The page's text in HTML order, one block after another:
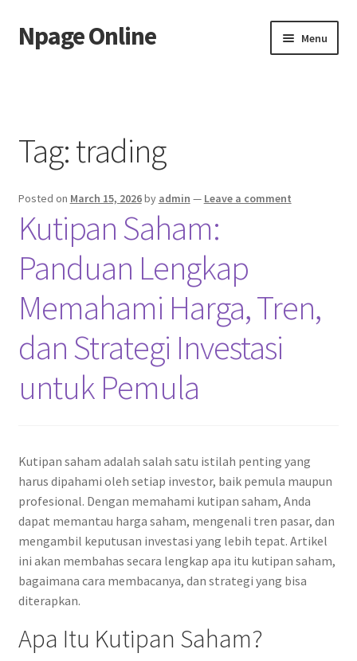
Skip
to
Skip
to
Npage Online Menu
Tag:trading
Posted on March 15, 2026by admin — Leave a comment
Kutipan Saham:
Panduan Lengkap
Memahami Harga, Tren,
dan Strategi Investasi
untuk Pemula
Kutipan saham adalah salah satu istilah penting yang
harus dipahami oleh setiap investor, baik pemula maupun
profesional. Dengan memahami kutipan saham, Anda
dapat memantau harga saham, mengenali tren pasar, dan
mengambil keputusan investasi yang lebih tepat. Artikel
ini akan membahas secara lengkap apa itu kutipan saham,
bagaimana cara membacanya, dan strategi yang bisa
diterapkan.
Apa Itu Kutipan Saham?